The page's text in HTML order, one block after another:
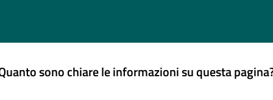
sono chiare le informazioni su questa